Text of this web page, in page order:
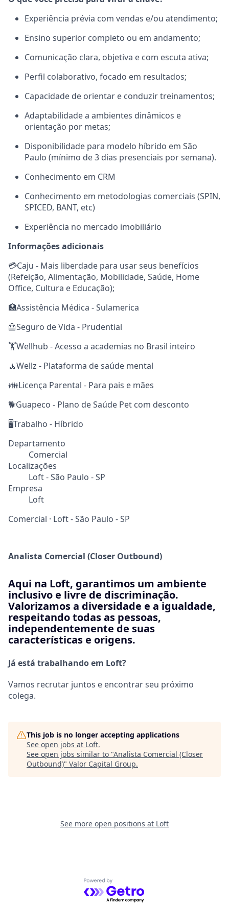
Experiência prévia com vendas e/ou atendimento;
Ensino superior completo ou em andamento;
Comunicação clara, objetiva e com escuta ativa;
Perfil colaborativo, focado em resultados;
Capacidade de orientar e conduzir treinamentos;
Adaptabilidade a ambientes dinâmicos e
orientação por metas;
Disponibilidade para modelo híbrido em São
Paulo (mínimo de 3 dias presenciais por semana).
Conhecimento em CRM
Conhecimento em metodologias comerciais (SPIN,
SPICED, BANT, etc)
Experiência no mercado imobiliário
Informações adicionais
💳Caju - Mais liberdade para usar seus benefícios
(Refeição, Alimentação, Mobilidade, Saúde, Home
Office, Cultura e Educação);
🏥Assistência Médica - Sulamerica
🦺Seguro de Vida - Prudential
🏋️Wellhub - Acesso a academias no Brasil inteiro
🧘Wellz - Plataforma de saúde mental
👪Licença Parental - Para pais e mães
🐕Guapeco - Plano de Saúde Pet com desconto
🖥️Trabalho - Híbrido
Departamento
Comercial
Localizações
Loft - São Paulo - SP
Empresa
Loft
Comercial · Loft - São Paulo - SP
Analista Comercial (Closer Outbound)
Aqui na Loft, garantimos um ambiente
inclusivo e livre de discriminação.
Valorizamos a diversidade e a igualdade,
respeitando todas as pessoas,
independentemente de suas
características e origens.
Já está trabalhando em Loft?
Vamos recrutar juntos e encontrar seu próximo
colega.
This job is no longer accepting applications
See open jobs at Loft.
See open jobs similar to "Analista Comercial (Closer
Outbound)" Valor Capital Group.
See more open positions at Loft
Powered by Getro.com